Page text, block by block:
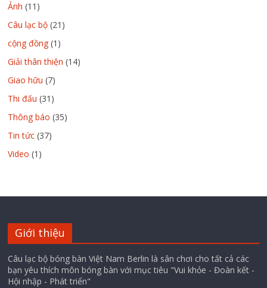
Ảnh (11)
Câu lạc bộ (21)
cộng đồng (1)
Giải thân thiện (14)
Giao hữu (7)
Thi đấu (31)
Thông báo (35)
Tin tức (37)
Video (1)
Giới thiệu
Câu lạc bộ bóng bàn Việt Nam Berlin là sân chơi cho tất cả các
bạn yêu thích môn bóng bàn với mục tiêu "Vui khỏe - Đoàn kết -
Hội nhập - Phát triển"